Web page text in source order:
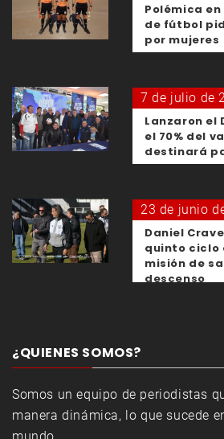
Polémica
de fútbol
por mujeres
7 de julio de
Lanzaron el
el 70% del
destinará
23 de junio
Daniel
quinto ciclo
misión de
descenso
¿QUIENES SOMOS?
Somos un equipo de periodistas
manera dinámica, lo que sucede